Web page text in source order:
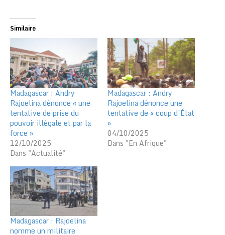
Similaire
Madagascar : Andry
Rajoelina dénonce « une
tentative de prise du
pouvoir illégale et par la
force »
12/10/2025
Dans "Actualité"
Madagascar : Andry
Rajoelina dénonce une
tentative de « coup d’État
»
04/10/2025
Dans "En Afrique"
Madagascar : Rajoelina
nomme un militaire